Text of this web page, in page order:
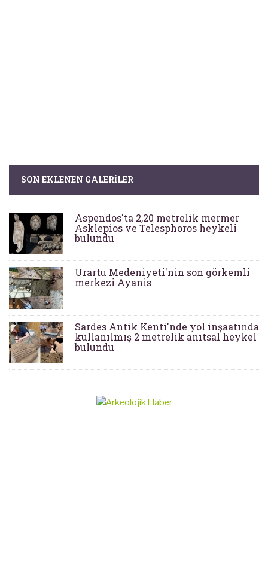
SON EKLENEN GALERILER
Aspendos'ta 2,20 metrelik mermer
Asklepios ve Telesphoros heykeli
bulundu
Urartu Medeniyeti'nin son görkemli
merkezi Ayanis
Sardes Antik Kenti'nde yol inşaatında
kullanılmış 2 metrelik anıtsal heykel
bulundu